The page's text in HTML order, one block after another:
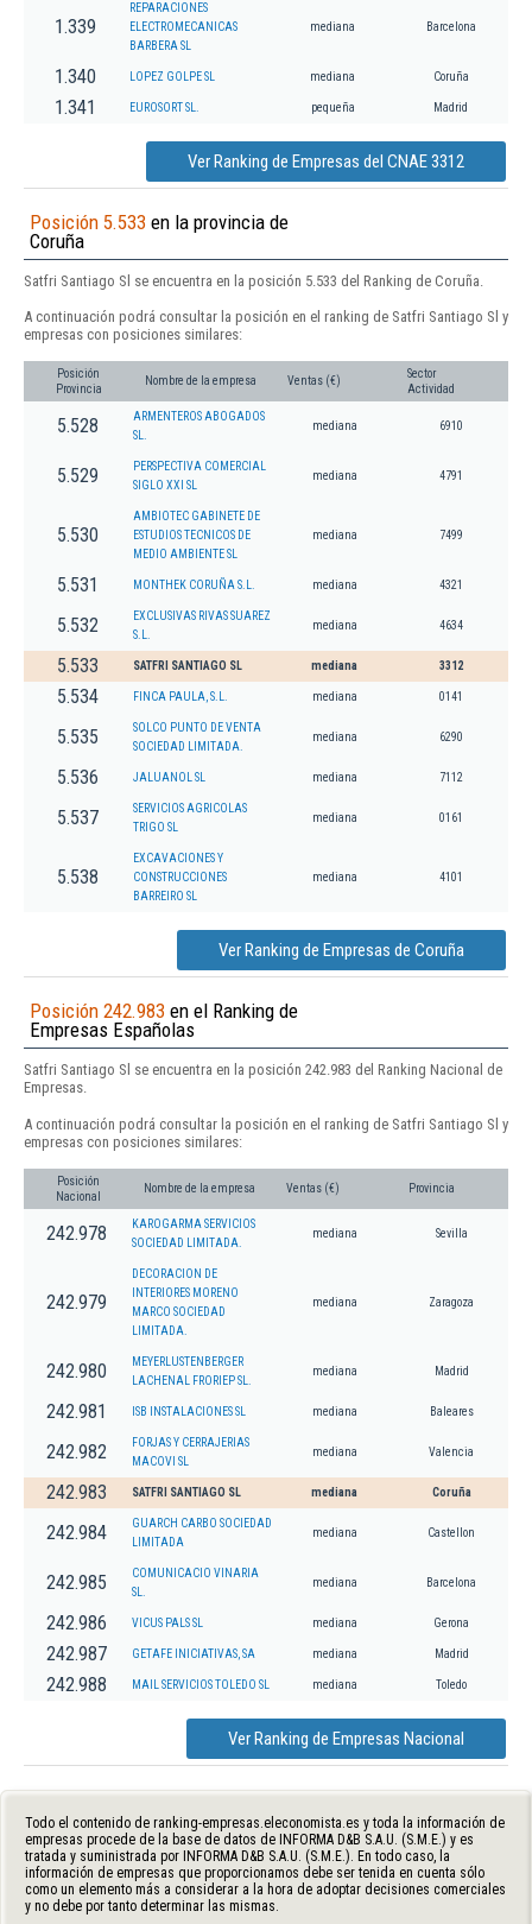
1.339
REPARACIONES
ELECTROMECANICAS
BARBERA SL
mediana Barcelona
1.340 LOPEZ GOLPE SL mediana Coruña
1.341 EUROSORT SL. pequeña Madrid
Ver Ranking de Empresas del CNAE 3312
Posición 5.533 en la provincia de
Coruña
Satfri Santiago Sl se encuentra en la posición 5.533 del Ranking de Coruña.
A continuación podrá consultar la posición en el ranking de Satfri Santiago Sl y
empresas con posiciones similares:
Posición
Provincia
Nombre de la empresa Ventas (€)
Sector
Actividad
5.528
ARMENTEROS ABOGADOS
SL.
mediana 6910
5.529
PERSPECTIVA COMERCIAL
SIGLO XXI SL
mediana 4791
5.530
AMBIOTEC GABINETE DE
ESTUDIOS TECNICOS DE
MEDIO AMBIENTE SL
mediana 7499
5.531 MONTHEK CORUÑA S.L. mediana 4321
5.532
EXCLUSIVAS RIVAS SUAREZ
S.L.
mediana 4634
5.533 SATFRI SANTIAGO SL mediana 3312
5.534 FINCA PAULA, S.L. mediana 0141
5.535
SOLCO PUNTO DE VENTA
SOCIEDAD LIMITADA.
mediana 6290
5.536 JALUANOL SL mediana 7112
5.537
SERVICIOS AGRICOLAS
TRIGO SL
mediana 0161
5.538
EXCAVACIONES Y
CONSTRUCCIONES
BARREIRO SL
mediana 4101
Ver Ranking de Empresas de Coruña
Posición 242.983 en el Ranking de
Empresas Españolas
Satfri Santiago Sl se encuentra en la posición 242.983 del Ranking Nacional de
Empresas.
A continuación podrá consultar la posición en el ranking de Satfri Santiago Sl y
empresas con posiciones similares:
Posición
Nacional
Nombre de la empresa Ventas (€) Provincia
242.978
KAROGARMA SERVICIOS
SOCIEDAD LIMITADA.
mediana Sevilla
242.979
DECORACION DE
INTERIORES MORENO
MARCO SOCIEDAD
LIMITADA.
mediana Zaragoza
242.980
MEYERLUSTENBERGER
LACHENAL FRORIEP SL.
mediana Madrid
242.981 ISB INSTALACIONES SL mediana Baleares
242.982
FORJAS Y CERRAJERIAS
MACOVI SL
mediana Valencia
242.983 SATFRI SANTIAGO SL mediana Coruña
242.984
GUARCH CARBO SOCIEDAD
LIMITADA
mediana Castellon
242.985
COMUNICACIO VINARIA
SL.
mediana Barcelona
242.986 VICUS PALS SL mediana Gerona
242.987 GETAFE INICIATIVAS, SA mediana Madrid
242.988 MAIL SERVICIOS TOLEDO SL mediana Toledo
Ver Ranking de Empresas Nacional
Todo el contenido de ranking-empresas.eleconomista.es y toda la información de
empresas procede de la base de datos de INFORMA D&B S.A.U. (S.M.E.) y es
tratada y suministrada por INFORMA D&B S.A.U. (S.M.E.). En todo caso, la
información de empresas que proporcionamos debe ser tenida en cuenta sólo
como un elemento más a considerar a la hora de adoptar decisiones comerciales
y no debe por tanto determinar las mismas.